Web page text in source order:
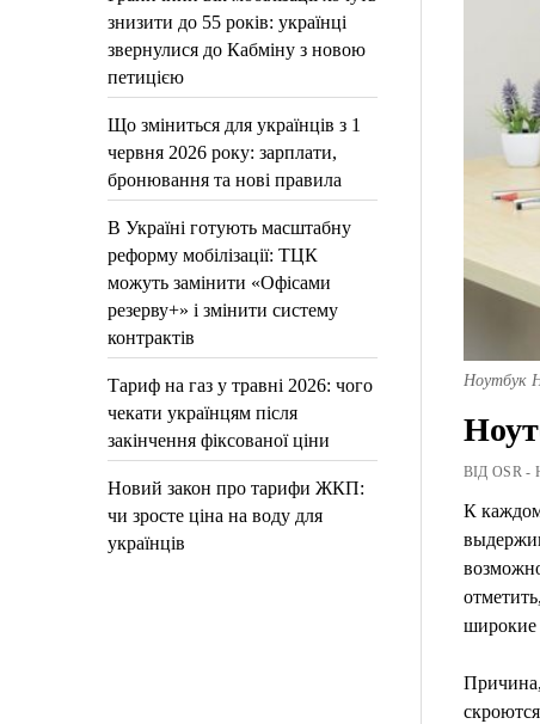
знизити до 55 років: українці
звернулися до Кабміну з новою
петицією
Що зміниться для українців з 1
червня 2026 року: зарплати,
бронювання та нові правила
В Україні готують масштабну
реформу мобілізації: ТЦК
можуть замінити «Офісами
резерву+» і змінити систему
контрактів
Тариф на газ у травні 2026: чого
чекати українцям після
закінчення фіксованої ціни
Новий закон про тарифи ЖКП:
чи зросте ціна на воду для
українців
Ноутбук
ВІД OSR
К
широкие